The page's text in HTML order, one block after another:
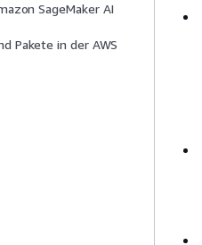
SageMaker AI
Pakete in der AWS